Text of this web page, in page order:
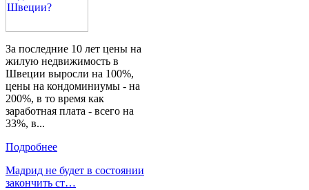
За последние 10 лет цены на
жилую недвижимость в
Швеции выросли на 100%,
цены на кондоминиумы - на
200%, в ​​то время как
заработная плата - всего на
33%, в...
Подробнее
Мадрид не будет в состоянии
закончить ст…